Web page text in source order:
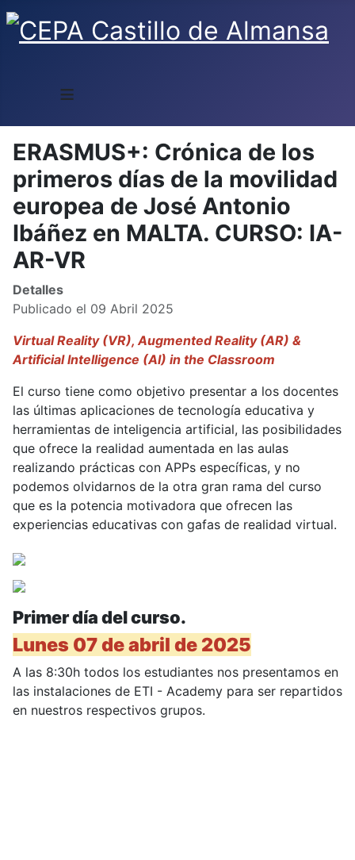
≡
ERASMUS+: Crónica de los
primeros días de la movilidad
europea de José Antonio
Ibáñez en MALTA. CURSO: IA-
AR-VR
Detalles
Publicado el 09 Abril 2025
Virtual Reality (VR), Augmented Reality (AR) &
Artificial Intelligence (AI) in the Classroom
El curso tiene como objetivo presentar a los docentes
las últimas aplicaciones de tecnología educativa y
herramientas de inteligencia artificial, las posibilidades
que ofrece la realidad aumentada en las aulas
realizando prácticas con APPs específicas, y no
podemos olvidarnos de la otra gran rama del curso
que es la potencia motivadora que ofrecen las
experiencias educativas con gafas de realidad virtual.
Primer día del curso.
Lunes 07 de abril de 2025
A las 8:30h todos los estudiantes nos presentamos en
las instalaciones de ETI - Academy para ser repartidos
en nuestros respectivos grupos.